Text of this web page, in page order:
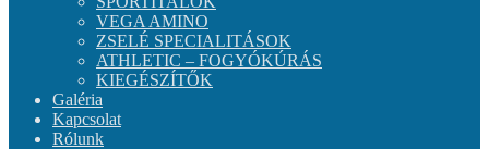
VEGA AMINO
ZSELÉ SPECIALITÁSOK
ATHLETIC – FOGYÓKÚRÁS
KIEGÉSZÍTŐK
Galéria
Kapcsolat
Rólunk